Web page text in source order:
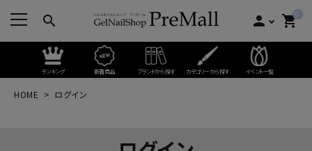
search person 0
shopping_cart
ランキング 新着商品 ブランドから探す カテゴリーから探す イベント一覧
HOME ログイン